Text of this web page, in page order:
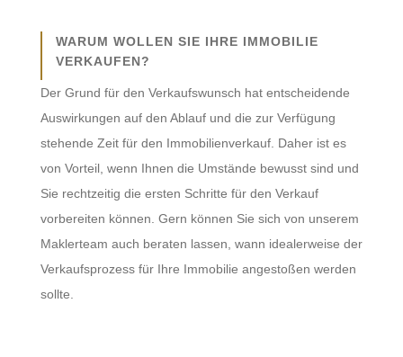
WARUM WOLLEN SIE IHRE IMMOBILIE
VERKAUFEN?
Der Grund für den Verkaufswunsch hat entscheidende
Auswirkungen auf den Ablauf und die zur Verfügung
stehende Zeit für den Immobilienverkauf. Daher ist es
von Vorteil, wenn Ihnen die Umstände bewusst sind und
Sie rechtzeitig die ersten Schritte für den Verkauf
vorbereiten können. Gern können Sie sich von unserem
Maklerteam auch beraten lassen, wann idealerweise der
Verkaufsprozess für Ihre Immobilie angestoßen werden
sollte.